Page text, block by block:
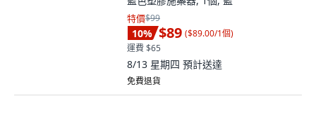
特價$99
10% $89 ($89.00/1個)
運費 $65
8/13 星期四 預計送達
免費退貨